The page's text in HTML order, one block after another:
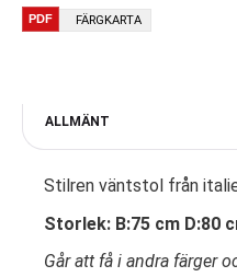
FÄRGKARTA
ALLMÄNT
Stilren väntstol från
Storlek: B:75 cm D:80
Går att få i andra färger